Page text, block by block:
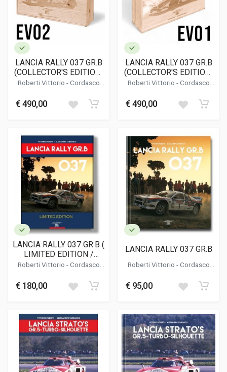
LANCIA RALLY 037 GR.B
(COLLECTOR'S EDITION)
- EVO2
Roberti Vittorio -Cordasco
€ 490,00
LANCIA RALLY 037 GR.B
(COLLECTOR'S EDITION)
- EVO1
Roberti Vittorio -Cordasco
€ 490,00
LANCIA RALLY 037 GR.B (
LIMITED EDITION /
EDIZIONE LIMITATA )
Roberti Vittorio -Cordasco
€ 180,00
LANCIA RALLY 037 GR.B
Roberti Vittorio -Cordasco
€ 95,00